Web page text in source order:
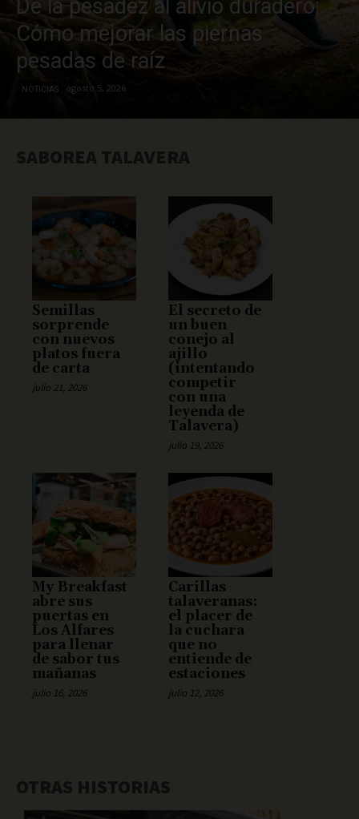
De la pesadez al alivio duradero:
Cómo mejorar las piernas
pesadas de raíz
NOTICIAS agosto 5, 2026
Semillas
sorprende
con nuevos
platos fuera
de carta
julio 21, 2026
El secreto de
un buen
conejo al
ajillo
(intentando
competir
con una
leyenda de
Talavera)
julio 19, 2026
My Breakfast
abre sus
puertas en
Los Alfares
para llenar
de sabor tus
mañanas
julio 16, 2026
Carillas
talaveranas:
el placer de
la cuchara
que no
entiende de
estaciones
julio 12, 2026